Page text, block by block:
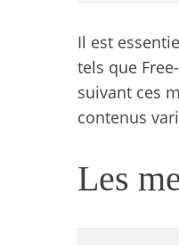
Il est
tels que
suivant ces
contenus
Les